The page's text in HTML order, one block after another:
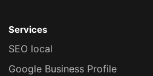
Services
SEO local
Google Business Profile